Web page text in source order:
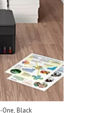
Black